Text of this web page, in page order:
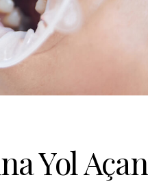
Yol Açan